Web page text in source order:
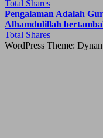
Total Shares
Pengalaman Adalah
Alhamdulillah
Total Shares
WordPress Theme: